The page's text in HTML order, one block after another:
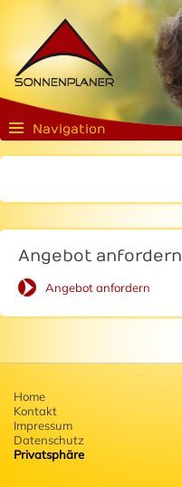
Navigation
Angebot anfordern
Angebot anfordern
Home
Kontakt
Impressum
Datenschutz
Privatsphäre